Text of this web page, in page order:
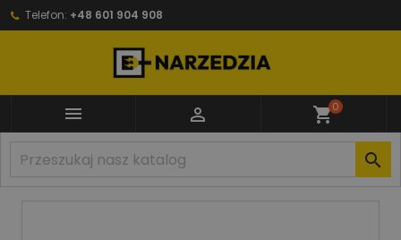
Telefon: +48 601 904 908
  shopping_cart0
